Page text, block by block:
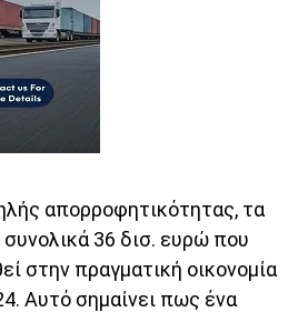
απορροφητικότητας, τα
36 δισ. ευρώ που
στην πραγματική οικονομία
Αυτό σημαίνει πως ένα